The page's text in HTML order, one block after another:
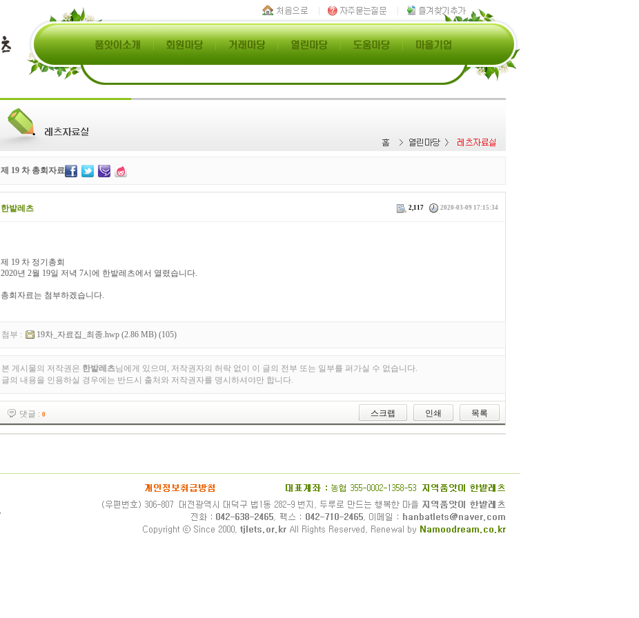
제 19 차 총회자료
한밭레츠 2,117 2020-03-09 17:15:34
제 19 차 정기총회
2020년 2월 19일 저녁 7시에 한밭레츠에서 열렸습니다.
총회자료는 첨부하겠습니다.
첨부 : 19차_자료집_최종.hwp (2.86 MB) (105)
본 게시물의 저작권은 한밭레츠님에게 있으며, 저작권자의 허락 없이 이 글의 전부 또는 일부를 퍼가실 수 없습니다.
글의 내용을 인용하실 경우에는 반드시 출처와 저작권자를 명시하셔야만 합니다.
댓글 : 0 스크랩 인쇄 목록